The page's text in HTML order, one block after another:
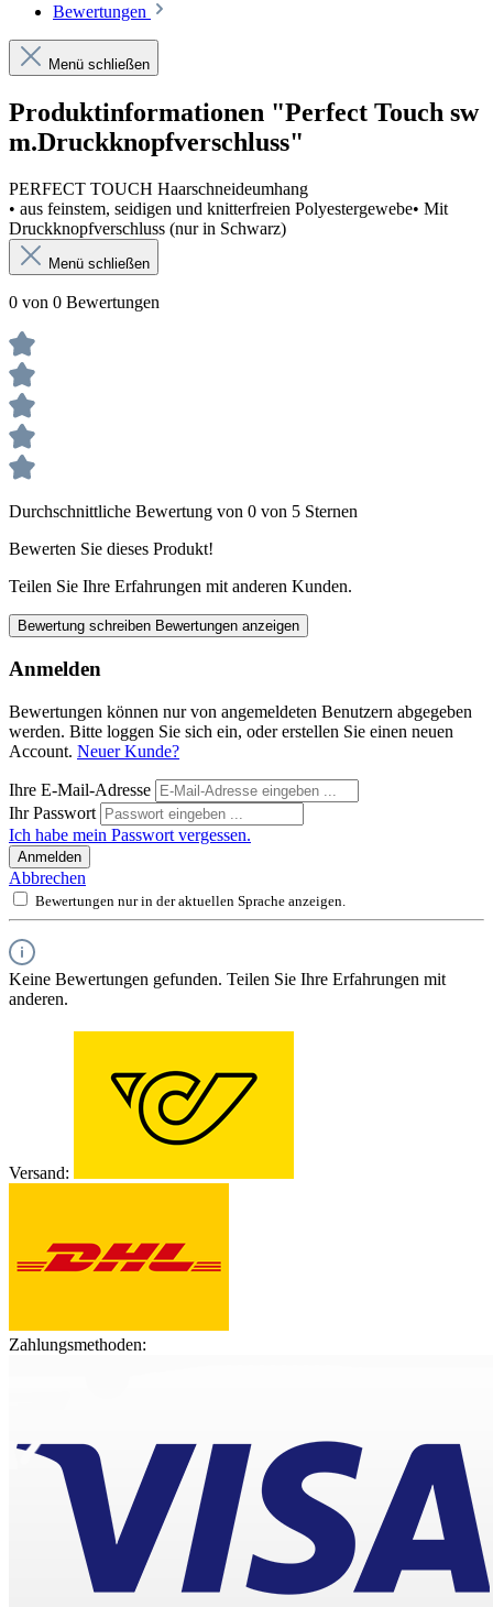
Bewertungen
Menü schließen
Produktinformationen "Perfect Touch sw
m.Druckknopfverschluss"
PERFECT TOUCH Haarschneideumhang
• aus feinstem, seidigen und knitterfreien Polyestergewebe• Mit
Druckknopfverschluss (nur in Schwarz)
Menü schließen
0 von 0 Bewertungen
Durchschnittliche Bewertung von 0 von 5 Sternen
Bewerten Sie dieses Produkt!
Teilen Sie Ihre Erfahrungen mit anderen Kunden.
Bewertung schreiben Bewertungen anzeigen
Anmelden
Bewertungen können nur von angemeldeten Benutzern abgegeben
werden. Bitte loggen Sie sich ein, oder erstellen Sie einen neuen
Account. Neuer Kunde?
Ihre E-Mail-Adresse
Ihr Passwort
Ich habe mein Passwort vergessen.
Anmelden
Abbrechen
Bewertungen nur in der aktuellen Sprache anzeigen.
Keine Bewertungen gefunden. Teilen Sie Ihre Erfahrungen mit
anderen.
Versand:
Zahlungsmethoden: